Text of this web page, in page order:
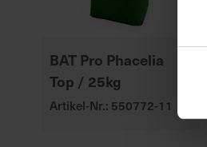
BAT Pro Phacelia
Top / 25kg
Artikel-Nr.: 550772-11